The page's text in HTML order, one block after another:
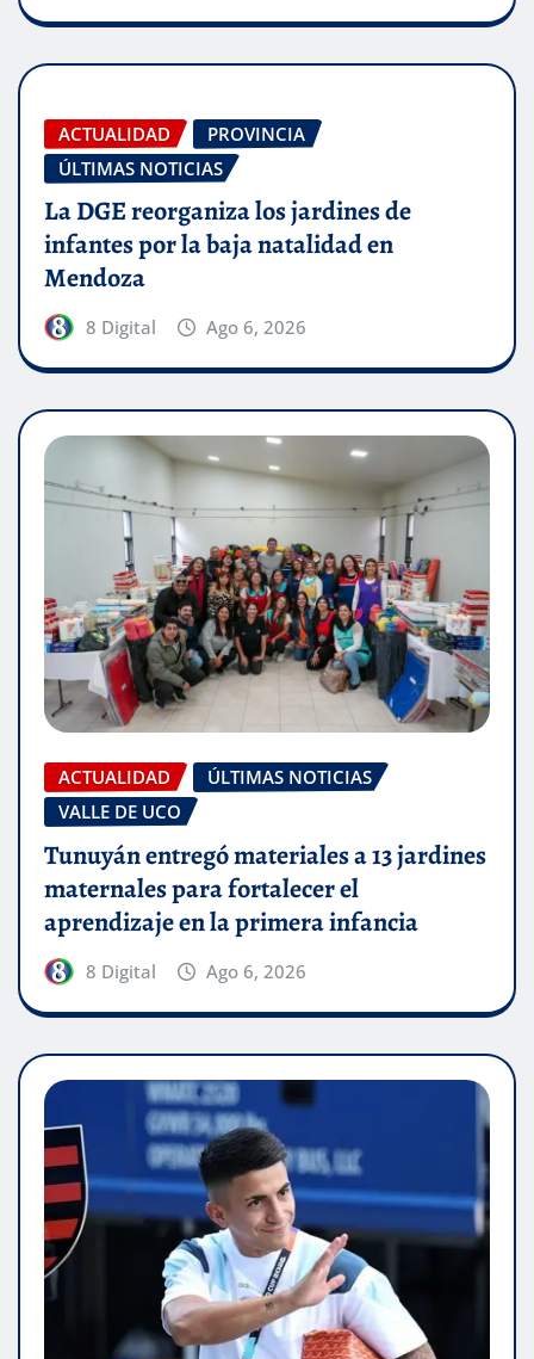
ACTUALIDAD
PROVINCIA
ÚLTIMAS NOTICIAS
La DGE reorganiza los jardines de
infantes por la baja natalidad en
Mendoza
8 Digital Ago 6, 2026
ACTUALIDAD
ÚLTIMAS NOTICIAS
VALLE DE UCO
Tunuyán entregó materiales a 13 jardines
maternales para fortalecer el
aprendizaje en la primera infancia
8 Digital Ago 6, 2026